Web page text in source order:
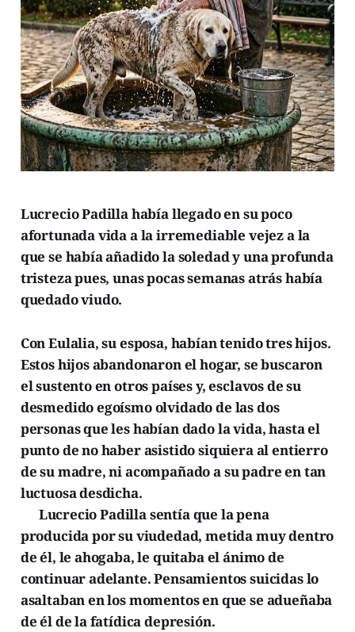
Lucrecio Padilla había llegado en su poco
afortunada vida a la irremediable vejez a la
que se había añadido la soledad y una profunda
tristeza pues, unas pocas semanas atrás había
quedado viudo.
Con Eulalia, su esposa, habían tenido tres hijos.
Estos hijos abandonaron el hogar, se buscaron
el sustento en otros países y, esclavos de su
desmedido egoísmo olvidado de las dos
personas que les habían dado la vida, hasta el
punto de no haber asistido siquiera al entierro
de su madre, ni acompañado a su padre en tan
luctuosa desdicha.
Lucrecio Padilla sentía que la pena
producida por su viudedad, metida muy dentro
de él, le ahogaba, le quitaba el ánimo de
continuar adelante. Pensamientos suicidas lo
asaltaban en los momentos en que se adueñaba
de él de la fatídica depresión.